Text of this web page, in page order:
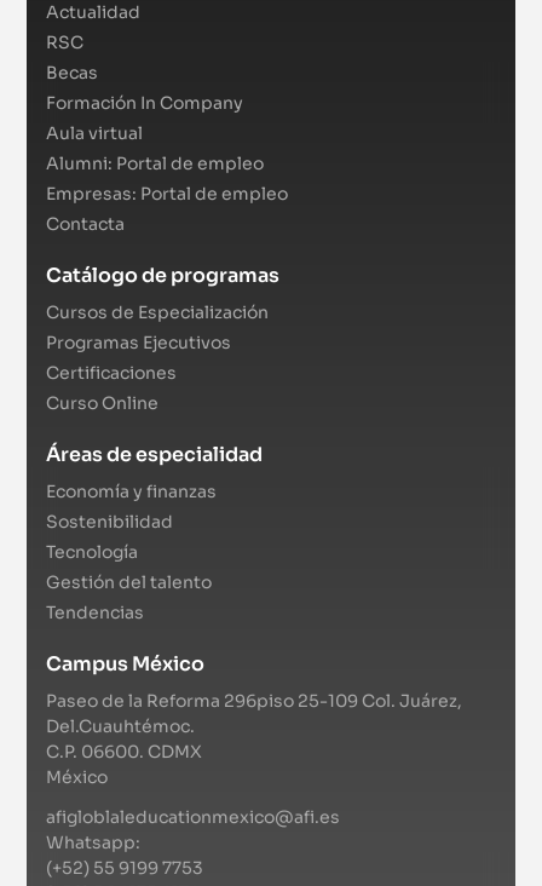
Actualidad
RSC
Becas
Formación In Company
Aula virtual
Alumni: Portal de empleo
Empresas: Portal de empleo
Contacta
Catálogo de programas
Cursos de Especialización
Programas Ejecutivos
Certificaciones
Curso Online
Áreas de especialidad
Economía y finanzas
Sostenibilidad
Tecnología
Gestión del talento
Tendencias
Campus México
Paseo de la Reforma 296piso 25-109 Col. Juárez,
Del.Cuauhtémoc.
C.P. 06600. CDMX
México
afigloblaleducationmexico@afi.es
Whatsapp:
(+52) 55 9199 7753